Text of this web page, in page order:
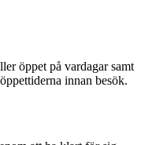
öppet på vardagar samt
innan besök.